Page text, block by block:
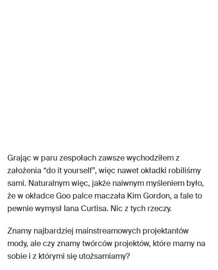
Grając w paru zespołach zawsze wychodziłem z
założenia “do it yourself”, więc nawet okładki robiliśmy
sami. Naturalnym więc, jakże naiwnym myśleniem było,
że w okładce Goo palce maczała Kim Gordon, a fale to
pewnie wymysł Iana Curtisa. Nic z tych rzeczy.
Znamy najbardziej mainstreamowych projektantów
mody, ale czy znamy twórców projektów, które mamy na
sobie i z którymi się utożsamiamy?